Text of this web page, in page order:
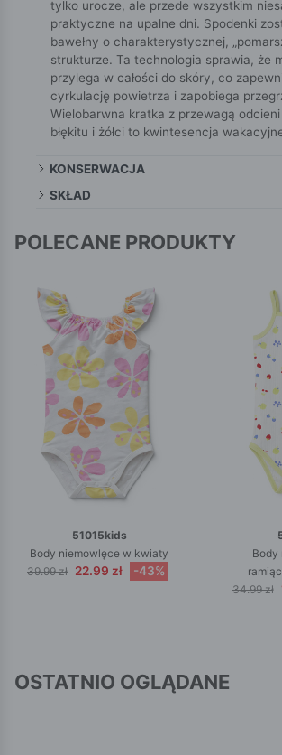
tylko urocze, ale przede wszystkim
praktyczne na upalne dni. Spodenki
bawełny o charakterystycznej,
strukturze. Ta technologia sprawia, że
przylega w całości do skóry, co
cyrkulację powietrza i zapobiega
Wielobarwna kratka z przewagą odcieni
błękitu i żółci to kwintesencja
KONSERWACJA
SKŁAD
POLECANE PRODUKTY
51015kids
Body niemowlęce w kwiaty
39.99 zł 22.99 zł -43%
Body
34.99 zł
OSTATNIO OGLĄDANE